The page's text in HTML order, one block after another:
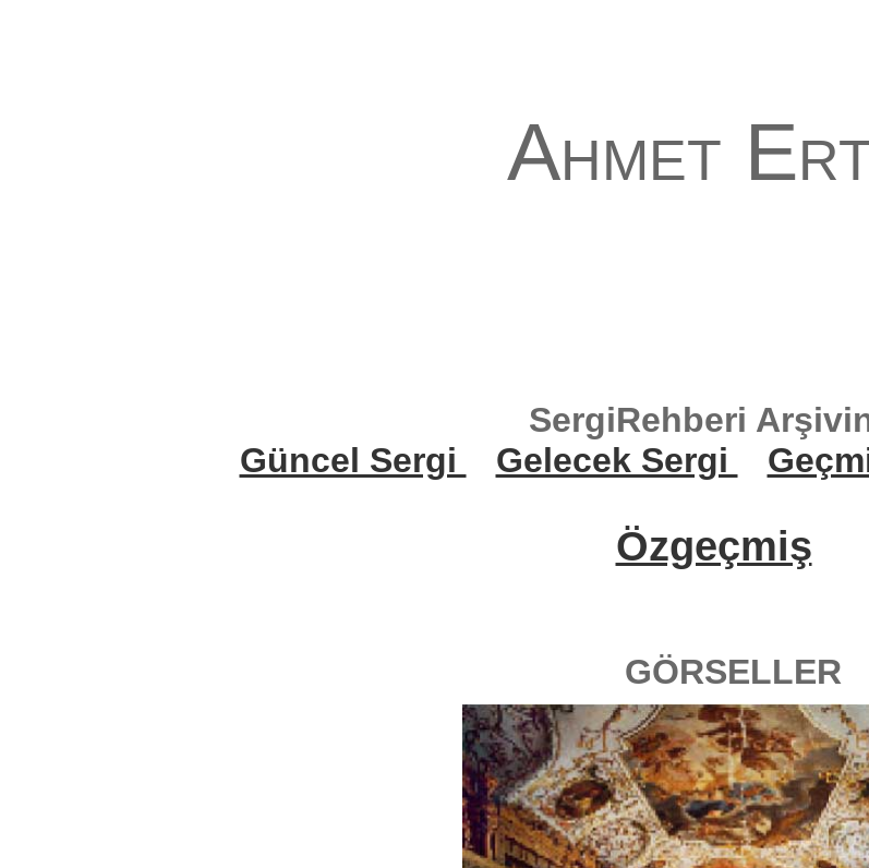
Ahmet
SergiRehberi
Güncel Sergi
Gelecek Sergi
Özgeçmiş
GÖRSELLER